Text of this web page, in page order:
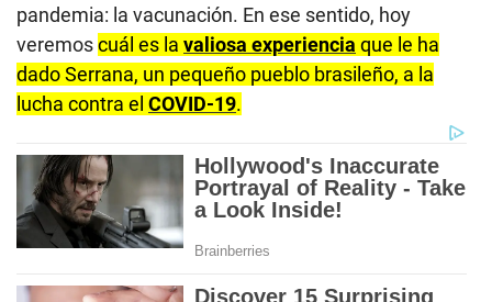
pandemia: la vacunación. En ese sentido, hoy
veremoscuál es la valiosa experiencia que le ha
dado Serrana, un pequeño pueblo brasileño, a la
lucha contra el COVID-19.